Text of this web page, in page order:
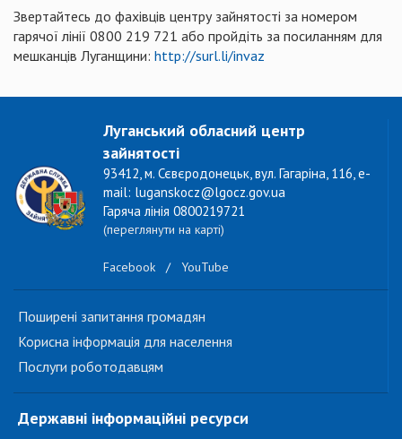
Звертайтесь до фахівців центру зайнятості за номером
гарячої лінії 0800 219 721 або пройдіть за посиланням для
мешканців Луганщини: http://surl.li/invaz
Луганський обласний центр
зайнятості
93412, м. Сєвєродонецьк, вул. Гагаріна, 116, e-
mail: luganskocz@lgocz.gov.ua
Гаряча лінія 0800219721
(переглянути на карті)
Facebook / YouTube
Поширені запитання громадян
Корисна інформація для населення
Послуги роботодавцям
Державні інформаційні ресурси